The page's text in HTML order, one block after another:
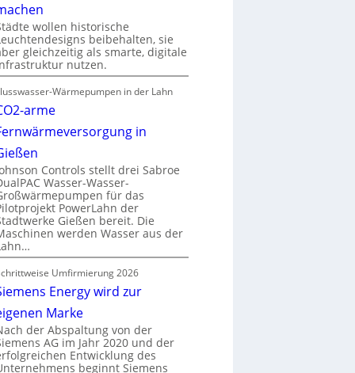
wollen historische
beibehalten, sie
gleichzeitig als smarte, digitale
nutzen.
Wärmepumpen in der Lahn
arme
in
Controls stellt drei Sabroe
Wasser-Wasser-
für das
PowerLahn der
Gießen bereit. Die
werden Wasser aus der
Umfirmierung 2026
Energy wird zur
Marke
der Abspaltung von der
AG im Jahr 2020 und der
Entwicklung des
beginnt Siemens